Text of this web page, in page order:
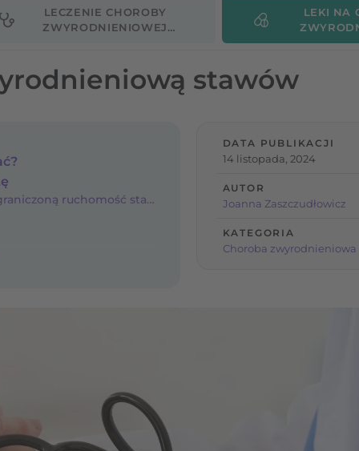
LECZENIE CHOROBY
ZWYRODNIENIOWEJ
LEKI NA
stawów
Niesteroidowe leki przeciwzapalne na ograniczoną ruchomość stawów
DATA PUBLIKACJI
14 listopada, 2024
AUTOR
Joanna Zaszczudłowicz
KATEGORIA
Choroba zwyrodnieniowa